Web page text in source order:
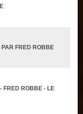
FRED ROBBE
FRED ROBBE - LE